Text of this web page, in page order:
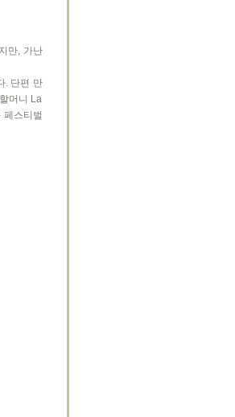
만, 가난
. 단편 만
머니 La
스티벌